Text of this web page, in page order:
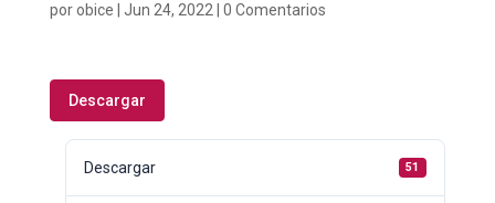
porobice Jun 24, 2022 0 Comentarios
Descargar
Descargar 51